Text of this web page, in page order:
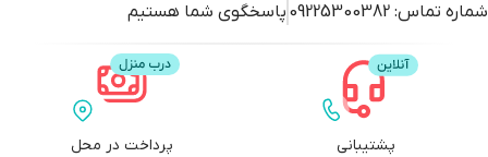
شماره تماس: 09225300382 پاسخگوی شما هستیم
پشتیبانی پرداخت در محل